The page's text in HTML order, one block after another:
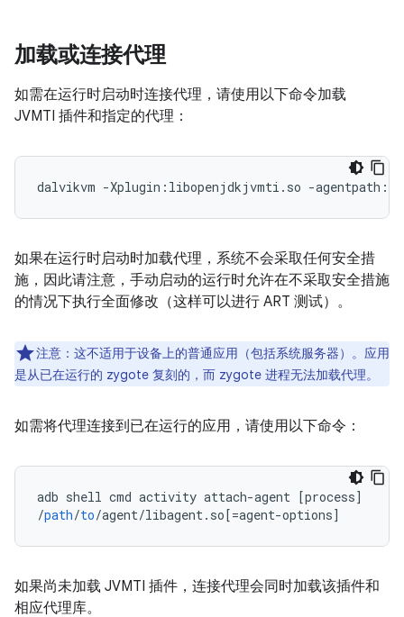
加载或连接代理
如需在运行时启动时连接代理，请使用以下命令加载
JVMTI 插件和指定的代理：
dalvikvm -Xplugin:libopenjdkjvmti.so -agentpath:/
如果在运行时启动时加载代理，系统不会采取任何安全措
施，因此请注意，手动启动的运行时允许在不采取安全措施
的情况下执行全面修改（这样可以进行 ART 测试）。
注意：这不适用于设备上的普通应用（包括系统服务器）。应用
是从已在运行的 zygote 复刻的，而 zygote 进程无法加载代理。
如需将代理连接到已在运行的应用，请使用以下命令：
adb shell cmd activity attach-agent [process]
/path/to/agent/libagent. so [=agent-options]
如果尚未加载 JVMTI 插件，连接代理会同时加载该插件和
相应代理库。